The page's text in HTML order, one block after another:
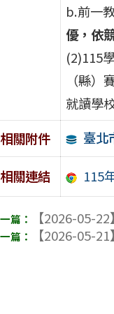
b.前一
優，依
(2)115
（縣
就讀學
相關附件
臺北
相關連結 115
【2026-05-22】
【2026-05-21】